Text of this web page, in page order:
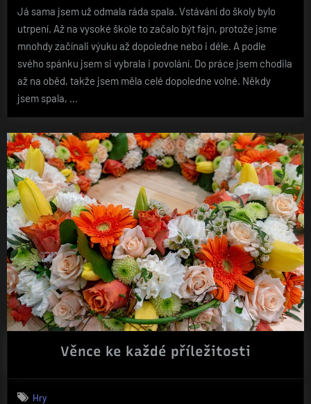
Já sama jsem už odmala ráda spala. Vstávání do školy bylo
utrpení. Až na vysoké škole to začalo být fajn, protože jsme
mnohdy začínali výuku až dopoledne nebo i déle. A podle
svého spánku jsem si vybrala i povolání. Do práce jsem chodila
až na oběd, takže jsem měla celé dopoledne volné. Někdy
jsem spala, …
Věnce ke každé příležitosti
Hry